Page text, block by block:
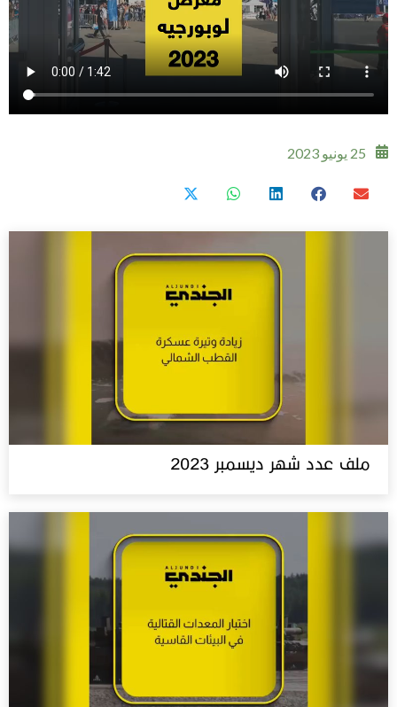
25 يونيو 2023
ملف عدد شهر ديسمبر 2023